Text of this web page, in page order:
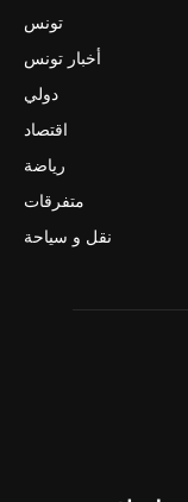
تونس
أخبار تونس
دولي
اقتصاد
رياضة
متفرقات
نقل و سياحة